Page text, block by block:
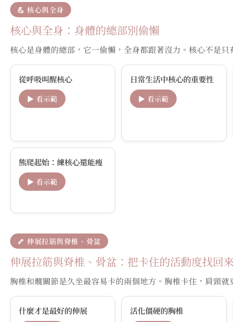
💪 核心與全身
核心與全身：身體的總部別偷懶
核心是身體的總部，它一偷懶，全身都跟著沒力。核心不是
從呼吸叫醒核心
▶ 看示範
日常生活中核心的重要性
▶ 看示範
熊爬起始：練核心還能瘦
▶ 看示範
🦴 伸展拉筋與脊椎、骨盆
伸展拉筋與脊椎、骨盆：把卡住的活動度找回
胸椎和髖關節是久坐最容易卡的兩個地方。胸椎卡住，肩頸
什麼才是最好的伸展 活化僵硬的胸椎